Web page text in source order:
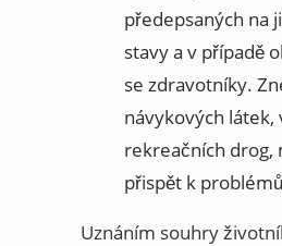
předepsaných na
stavy a v případě
se zdravotníky.
návykových látek,
rekreačních drog,
přispět k
Uznáním souhry